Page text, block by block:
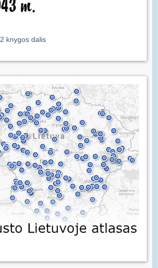
2 knygos dalis